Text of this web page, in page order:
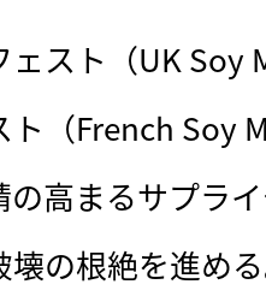
スト（UK Soy
ト（French Soy
の高まるサプラ
の根絶を進め